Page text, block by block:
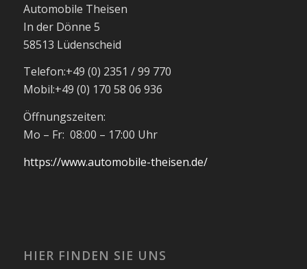
Automobile Theisen
In der Dönne 5
58513 Lüdenscheid
Telefon:+49 (0) 2351 / 99 770
Mobil:+49 (0) 170 58 06 936
Öffnungszeiten:
Mo – Fr: 08:00 – 17:00 Uhr
https://www.automobile-theisen.de/
HIER FINDEN SIE UNS